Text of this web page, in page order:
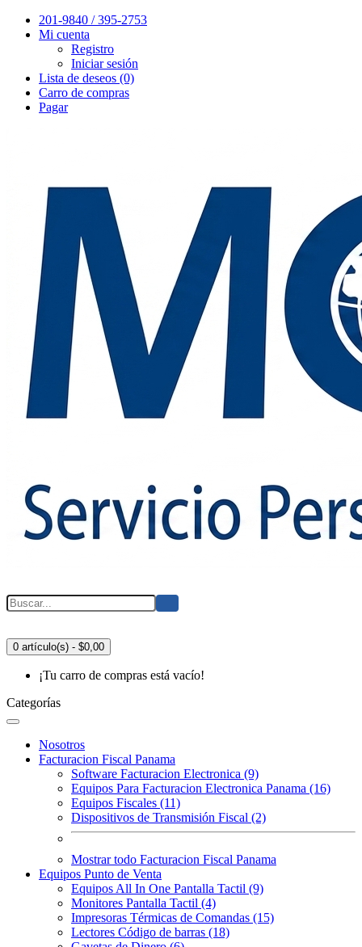
201-9840 / 395-2753
Mi cuenta
Registro
Iniciar sesión
Lista de deseos (0)
Carro de compras
Pagar
0 artículo(s) - $0,00
¡Tu carro de compras está vacío!
Categorías
Nosotros
Facturacion Fiscal Panama
Software Facturacion Electronica (9)
Equipos Para Facturacion Electronica Panama (16)
Equipos Fiscales (11)
Dispositivos de Transmisión Fiscal (2)
Mostrar todo Facturacion Fiscal Panama
Equipos Punto de Venta
Equipos All In One Pantalla Tactil (9)
Monitores Pantalla Tactil (4)
Impresoras Térmicas de Comandas (15)
Lectores Código de barras (18)